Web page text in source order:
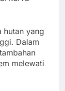
hutan yang
Dalam
melewati